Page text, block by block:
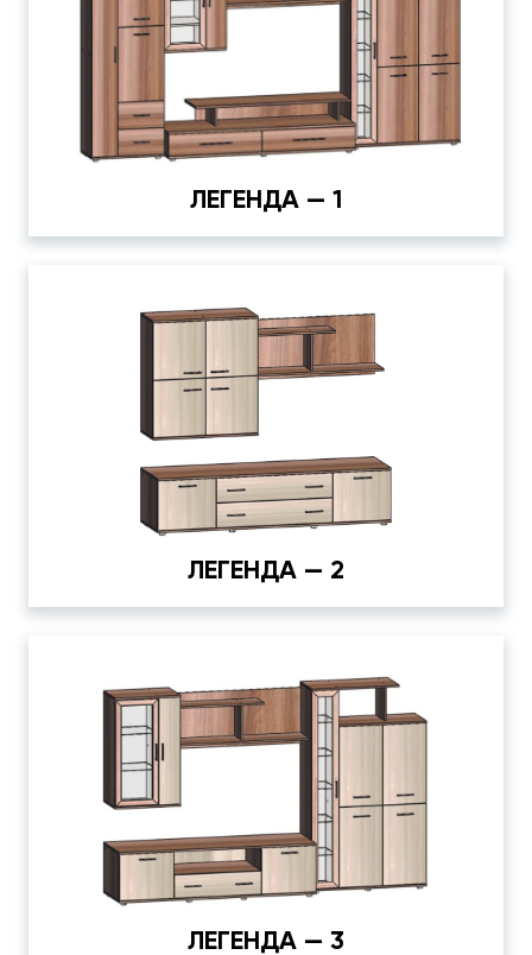
ЛЕГЕНДА — 1
ЛЕГЕНДА — 2
ЛЕГЕНДА — 3